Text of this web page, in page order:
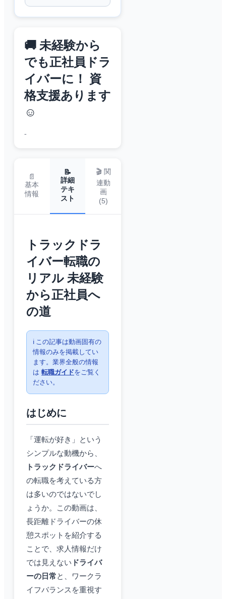
🚚 未経験から
でも正社員ドラ
イバーに！ 資
格支援あります
☺️
-
📄
基本
情報
📝
詳細
テキ
スト
🎬 関
連動
画
(5)
トラックドラ
イバー転職の
リアル 未経験
から正社員へ
の道
ℹ️ この記事は動画固有の
情報のみを掲載してい
ます。業界全般の情報
は 転職ガイドをご覧く
ださい。
はじめに
「運転が好き」という
シンプルな動機から、
トラックドライバーへ
の転職を考えている方
は多いのではないでし
ょうか。この動画は、
長距離ドライバーの休
憩スポットを紹介する
ことで、求人情報だけ
では見えない ドライバ
ーの日常と、ワークラ
イフバランスを重視す